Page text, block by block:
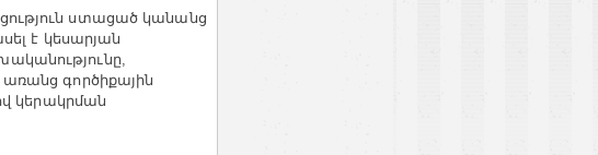
ստացած կանանց
է կեսարյան
,
առանց գործիքային
կերակրման